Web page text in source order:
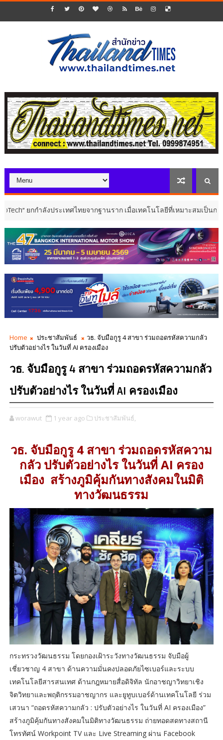
กำลังประเทศไทยจากฐานราก เมื่อเทคโนโลยีที่เหมาะสมเป็นกลไกยกระดับ
Home ประชาสัมพันธ์
วธ. จับมือกูรู 4 สาขา ร่วมถอดรหัสความกลัว
ปรับตัวอย่างไร ในวันที่ AI ครองเมือง
วธ. จับมือกูรู 4 สาขา ร่วมถอดรหัสความกลัว
ปรับตัวอย่างไร ในวันที่ AI ครองเมือง
worawut 1 year ago ประชาสัมพันธ์,
วธ. จับมือกูรู 4 สาขา ร่วมถอดรหัสความ
กลัว ปรับตัวอย่างไร ในวันที่ AI ครอง
เมือง สร้างภูมิคุ้มกันทางสังคมในมิติ
ทางวัฒนธรรม
กระทรวงวัฒนธรรม โดยกองเฝ้าระวังทางวัฒนธรรม จับมือผู้
เชี่ยวชาญ 4 สาขา ด้านความมั่นคงปลอดภัยไซเบอร์และระบบ
เทคโนโลยีสารสนเทศ ด้านกฎหมายสื่อดิจิทัล นักอาชญาวิทยาเชิง
จิตวิทยาและพฤติกรรมอาชญากร และยูทูบเบอร์ด้านเทคโนโลยี ร่วม
เสวนา “ถอดรหัสความกลัว : ปรับตัวอย่างไร ในวันที่ AI ครองเมือง”
สร้างภูมิคุ้มกันทางสังคมในมิติทางวัฒนธรรม ถ่ายทอดสดทางสถานี
โทรทัศน์ Workpoint TV และ Live Streaming ผ่าน Facebook